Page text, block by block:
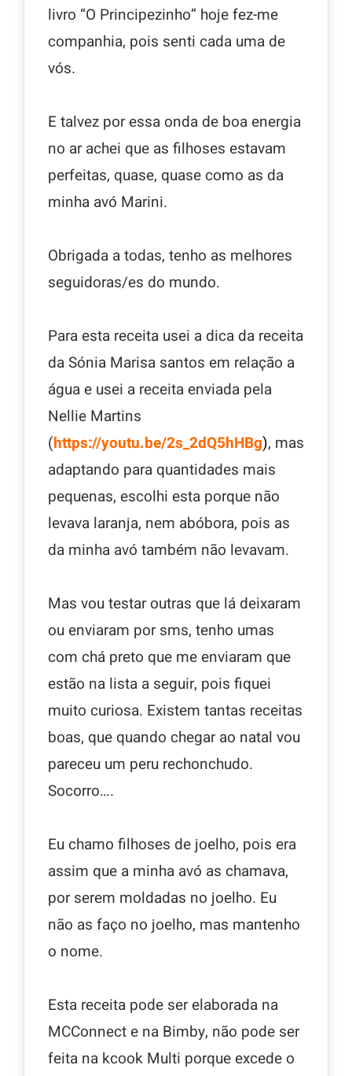
livro “O Principezinho” hoje fez-me
companhia, pois senti cada uma de
vós.
E talvez por essa onda de boa energia
no ar achei que as filhoses estavam
perfeitas, quase, quase como as da
minha avó Marini.
Obrigada a todas, tenho as melhores
seguidoras/es do mundo.
Para esta receita usei a dica da receita
da Sónia Marisa santos em relação a
água e usei a receita enviada pela
Nellie Martins
(https://youtu.be/2s_2dQ5hHBg), mas
adaptando para quantidades mais
pequenas, escolhi esta porque não
levava laranja, nem abóbora, pois as
da minha avó também não levavam.
Mas vou testar outras que lá deixaram
ou enviaram por sms, tenho umas
com chá preto que me enviaram que
estão na lista a seguir, pois fiquei
muito curiosa. Existem tantas receitas
boas, que quando chegar ao natal vou
pareceu um peru rechonchudo.
Socorro….
Eu chamo filhoses de joelho, pois era
assim que a minha avó as chamava,
por serem moldadas no joelho. Eu
não as faço no joelho, mas mantenho
o nome.
Esta receita pode ser elaborada na
MCConnect e na Bimby, não pode ser
feita na kcook Multi porque excede o